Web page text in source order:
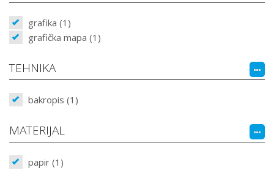
grafika (1)
grafička mapa (1)
TEHNIKA
bakropis (1)
MATERIJAL
papir (1)